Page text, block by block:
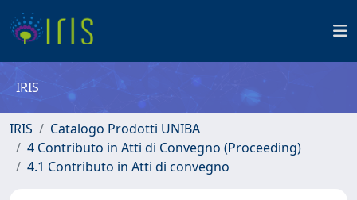
IRIS
IRIS
Catalogo Prodotti UNIBA
4 Contributo in Atti di Convegno (Proceeding)
4.1 Contributo in Atti di convegno